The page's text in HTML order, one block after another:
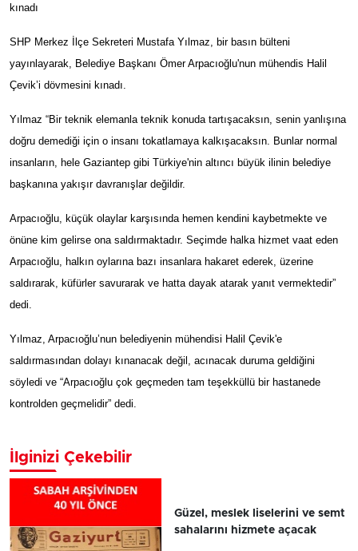
kınadı
SHP Merkez İlçe Sekreteri Mustafa Yılmaz, bir basın bülteni
yayınlayarak, Belediye Başkanı Ömer Arpacıoğlu'nun mühendis Halil
Çevik’i dövmesini kınadı.
Yılmaz “Bir teknik elemanla teknik konuda tartışacaksın, senin yanlışına
doğru demediği için o insanı tokatlamaya kalkışacaksın. Bunlar normal
insanların, hele Gaziantep gibi Türkiye'nin altıncı büyük ilinin belediye
başkanına yakışır davranışlar değildir.
Arpacıoğlu, küçük olaylar karşısında hemen kendini kaybetmekte ve
önüne kim gelirse ona saldırmaktadır. Seçimde halka hizmet vaat eden
Arpacıoğlu, halkın oylarına bazı insanlara hakaret ederek, üzerine
saldırarak, küfürler savurarak ve hatta dayak atarak yanıt vermektedir”
dedi.
Yılmaz, Arpacıoğlu’nun belediyenin mühendisi Halil Çevik'e
saldırmasından dolayı kınanacak değil, acınacak duruma geldiğini
söyledi ve “Arpacıoğlu çok geçmeden tam teşekküllü bir hastanede
kontrolden geçmelidir” dedi.
İlginizi Çekebilir
Güzel, meslek liselerini ve semt
sahalarını hizmete açacak